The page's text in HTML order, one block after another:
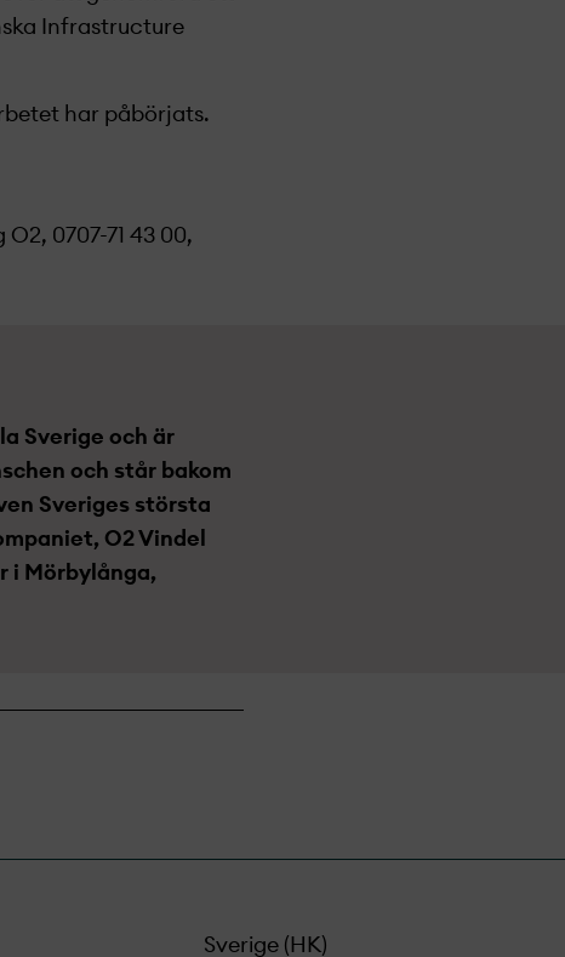
Infrastructure
har påbörjats.
0707-71 43 00,
Sverige och är
och står bakom
Sveriges största
O2 Vindel
i Mörbylånga,
Sverige (HK)